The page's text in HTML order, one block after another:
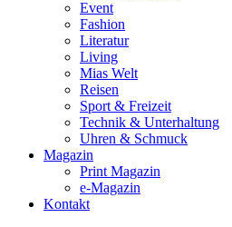
Event
Fashion
Literatur
Living
Mias Welt
Reisen
Sport & Freizeit
Technik & Unterhaltung
Uhren & Schmuck
Magazin
Print Magazin
e-Magazin
Kontakt